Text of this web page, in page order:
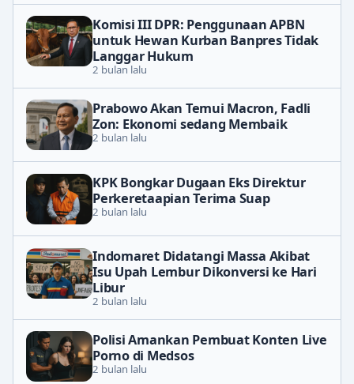
Komisi III DPR: Penggunaan APBN
untuk Hewan Kurban Banpres Tidak
Langgar Hukum
2 bulan lalu
Prabowo Akan Temui Macron, Fadli
Zon: Ekonomi sedang Membaik
2 bulan lalu
KPK Bongkar Dugaan Eks Direktur
Perkeretaapian Terima Suap
2 bulan lalu
Indomaret Didatangi Massa Akibat
Isu Upah Lembur Dikonversi ke Hari
Libur
2 bulan lalu
Polisi Amankan Pembuat Konten Live
Porno di Medsos
2 bulan lalu